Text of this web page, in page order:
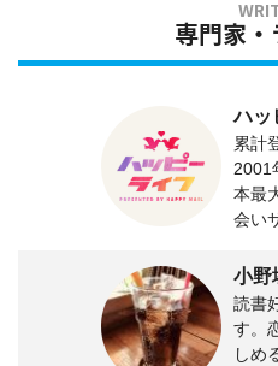
専門家・
ハッ
累計
2001
本最
会い
小野
読書
す。
しめ